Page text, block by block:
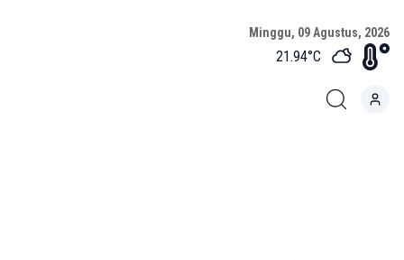
Minggu, 09 Agustus, 2026
21.94°C